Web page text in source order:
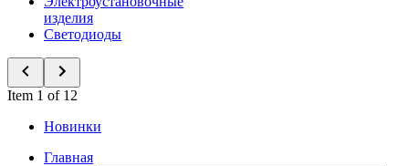
изделия
Светодиоды
Item 1 of 12
Новинки
Главная